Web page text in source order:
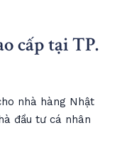
cấp tại TP.
nhà hàng Nhật
đầu tư cá nhân